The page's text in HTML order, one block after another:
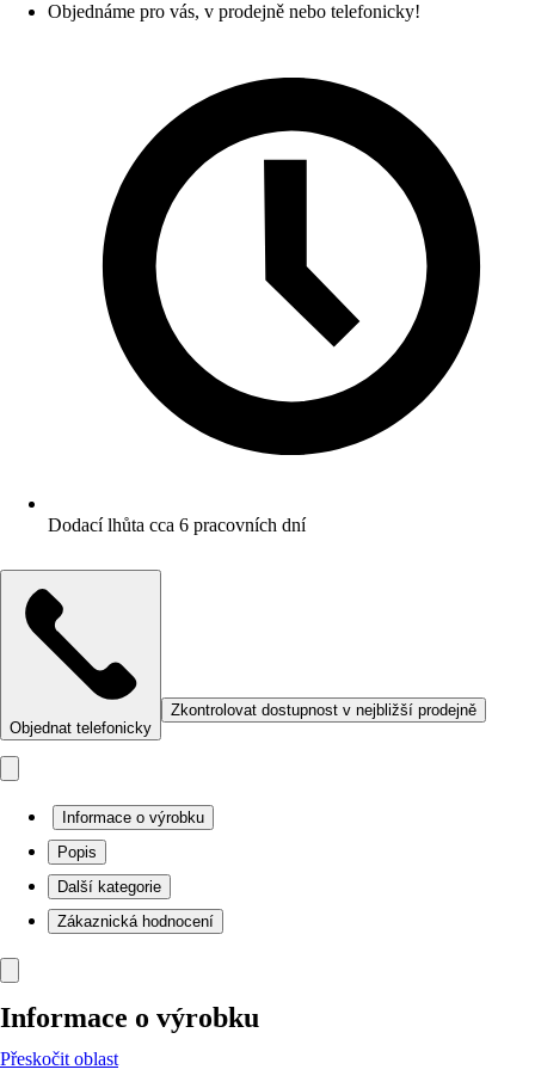
Objednáme pro vás, v prodejně nebo telefonicky!
Dodací lhůta cca 6 pracovních dní
Objednat telefonicky
Zkontrolovat dostupnost v nejbližší prodejně
Informace o výrobku
Popis
Další kategorie
Zákaznická hodnocení
Informace o výrobku
Přeskočit oblast